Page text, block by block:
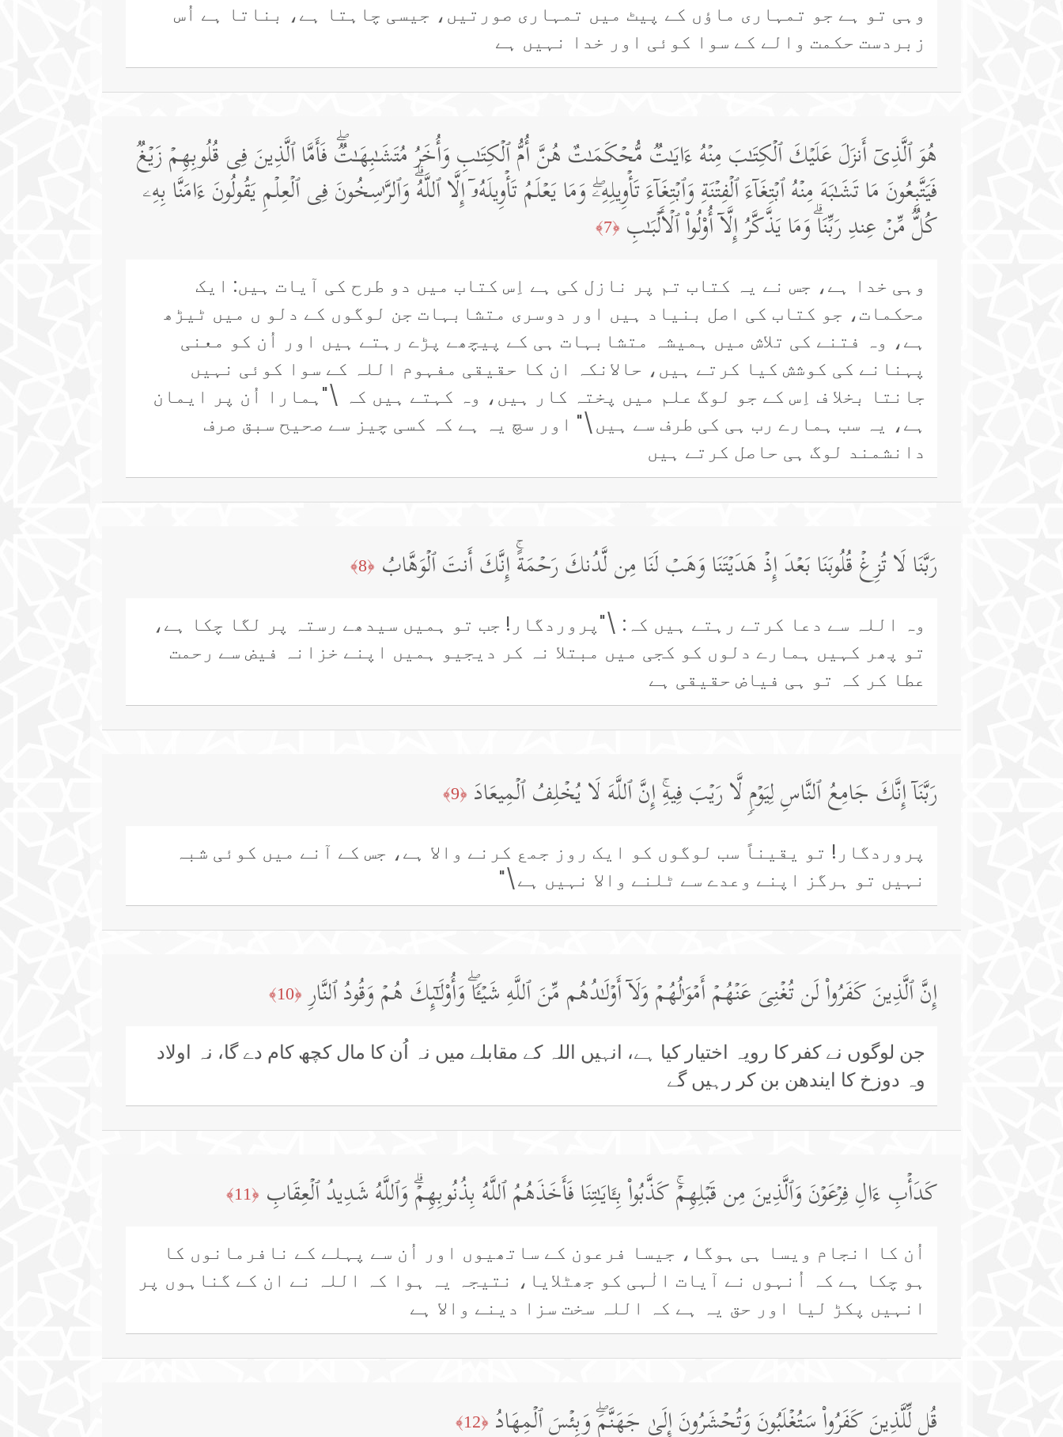
وہی تو ہے جو تمہاری ماؤں کے پیٹ میں تمہاری صورتیں، جیسی چاہتا ہے، بناتا ہے اُس
زبردست حکمت والے کے سوا کوئی اور خدا نہیں ہے
هُوَ ٱلَّذِیۤ أَنزَلَ عَلَیۡكَ ٱلۡكِتَـٰبَ مِنۡهُ ءَایَـٰتࣱ مُّحۡكَمَـٰتٌ هُنَّ أُمُّ ٱلۡكِتَـٰبِ وَأُخَرُ مُتَشَـٰبِهَـٰتࣱۖ فَأَمَّا ٱلَّذِینَ فِی قُلُوبِهِمۡ زَیۡغࣱ
فَیَتَّبِعُونَ مَا تَشَـٰبَهَ مِنۡهُ ٱبۡتِغَاۤءَ ٱلۡفِتۡنَةِ وَٱبۡتِغَاۤءَ تَأۡوِیلِهِۦۖ وَمَا یَعۡلَمُ تَأۡوِیلَهُۥۤ إِلَّا ٱللَّهُۗ وَٱلرَّ ٰ⁠سِخُونَ فِی ٱلۡعِلۡمِ یَقُولُونَ ءَامَنَّا بِهِۦ
كُلࣱّ مِّنۡ عِندِ رَبِّنَاۗ وَمَا یَذَّكَّرُ إِلَّاۤ أُو۟لُوا۟ ٱلۡأَلۡبَـٰبِ ﴿7﴾
وہی خدا ہے، جس نے یہ کتاب تم پر نازل کی ہے اِس کتاب میں دو طرح کی آیات ہیں: ایک
محکمات، جو کتاب کی اصل بنیاد ہیں اور دوسری متشابہات جن لوگوں کے دلو ں میں ٹیڑھ
ہے، وہ فتنے کی تلاش میں ہمیشہ متشابہات ہی کے پیچھے پڑے رہتے ہیں اور اُن کو معنی
پہنانے کی کوشش کیا کرتے ہیں، حالانکہ ان کا حقیقی مفہوم اللہ کے سوا کوئی نہیں
جانتا بخلا ف اِس کے جو لوگ علم میں پختہ کار ہیں، وہ کہتے ہیں کہ \"ہمارا اُن پر ایمان
ہے، یہ سب ہمارے رب ہی کی طرف سے ہیں\" اور سچ یہ ہے کہ کسی چیز سے صحیح سبق صرف
دانشمند لوگ ہی حاصل کرتے ہیں
رَبَّنَا لَا تُزِغۡ قُلُوبَنَا بَعۡدَ إِذۡ هَدَیۡتَنَا وَهَبۡ لَنَا مِن لَّدُنكَ رَحۡمَةًۚ إِنَّكَ أَنتَ ٱلۡوَهَّابُ ﴿8﴾
وہ اللہ سے دعا کرتے رہتے ہیں کہ: \"پروردگار! جب تو ہمیں سیدھے رستہ پر لگا چکا ہے،
تو پھر کہیں ہمارے دلوں کو کجی میں مبتلا نہ کر دیجیو ہمیں اپنے خزانہ فیض سے رحمت
عطا کر کہ تو ہی فیاض حقیقی ہے
رَبَّنَاۤ إِنَّكَ جَامِعُ ٱلنَّاسِ لِیَوۡمࣲ لَّا رَیۡبَ فِیهِۚ إِنَّ ٱللَّهَ لَا یُخۡلِفُ ٱلۡمِیعَادَ ﴿9﴾
پروردگار! تو یقیناً سب لوگوں کو ایک روز جمع کرنے والا ہے، جس کے آنے میں کوئی شبہ
نہیں تو ہرگز اپنے وعدے سے ٹلنے والا نہیں ہے\"
إِنَّ ٱلَّذِینَ كَفَرُوا۟ لَن تُغۡنِیَ عَنۡهُمۡ أَمۡوَ ٰ⁠لُهُمۡ وَلَاۤ أَوۡلَـٰدُهُم مِّنَ ٱللَّهِ شَیۡـࣰٔاۖ وَأُو۟لَـٰۤىِٕكَ هُمۡ وَقُودُ ٱلنَّارِ ﴿10﴾
جن لوگوں نے کفر کا رویہ اختیار کیا ہے، انہیں اللہ کے مقابلے میں نہ اُن کا مال کچھ کام دے گا، نہ اولاد
وہ دوزخ کا ایندھن بن کر رہیں گے
كَدَأۡبِ ءَالِ فِرۡعَوۡنَ وَٱلَّذِینَ مِن قَبۡلِهِمۡۚ كَذَّبُوا۟ بِـَٔایَـٰتِنَا فَأَخَذَهُمُ ٱللَّهُ بِذُنُوبِهِمۡۗ وَٱللَّهُ شَدِیدُ ٱلۡعِقَابِ ﴿11﴾
اُن کا انجام ویسا ہی ہوگا، جیسا فرعون کے ساتھیوں اور اُن سے پہلے کے نافرمانوں کا
ہو چکا ہے کہ اُنہوں نے آیات الٰہی کو جھٹلایا، نتیجہ یہ ہوا کہ اللہ نے ان کے گناہوں پر
انہیں پکڑ لیا اور حق یہ ہے کہ اللہ سخت سزا دینے والا ہے
قُل لِّلَّذِینَ كَفَرُوا۟ سَتُغۡلَبُونَ وَتُحۡشَرُونَ إِلَىٰ جَهَنَّمَۖ وَبِئۡسَ ٱلۡمِهَادُ ﴿12﴾